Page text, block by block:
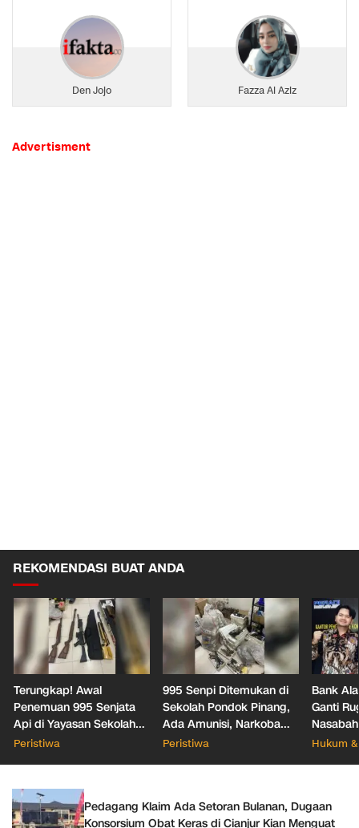
Den Jojo Fazza Al Aziz
Advertisment
REKOMENDASI BUAT ANDA
Terungkap! Awal
Penemuan 995 Senjata
Api di Yayasan Sekolah
Jaksel
Peristiwa
995 Senpi Ditemukan di
Sekolah Pondok Pinang,
Ada Amunisi, Narkoba
hingga Dugaan Bunker
Peristiwa
Bank
Ganti
Office
Hukum
Pedagang Klaim Ada Setoran Bulanan, Dugaan
Konsorsium Obat Keras di Cianjur Kian Menguat